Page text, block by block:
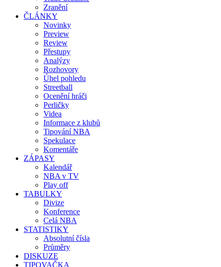
Zranění
ČLÁNKY
Novinky
Preview
Review
Přestupy
Analýzy
Rozhovory
Úhel pohledu
Streetball
Ocenění hráči
Perličky
Videa
Informace z klubů
Tipování NBA
Spekulace
Komentáře
ZÁPASY
Kalendář
NBA v TV
Play off
TABULKY
Divize
Konference
Celá NBA
STATISTIKY
Absolutní čísla
Průměry
DISKUZE
TIPOVAČKA